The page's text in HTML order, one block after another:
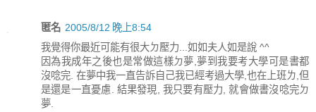
匿名 2005/8/12 晚上8:54
我覺得你最近可能有很大ㄉ壓力...如如夫人如是說 ^^
因為我成年之後也是常做這樣ㄉ夢,夢到我要考大學可是書都
沒唸完. 在夢中我一直告訴自己我已經考過大學,也在上班ㄌ,但
是還是一直憂慮. 結果發現, 我只要有壓力, 就會做書沒唸完ㄉ
夢.